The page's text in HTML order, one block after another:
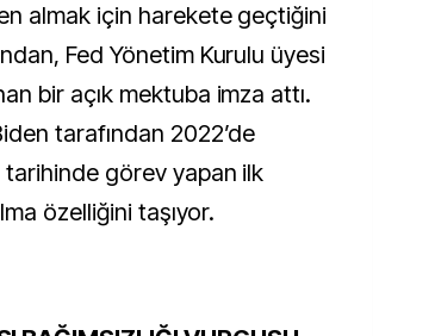
almak için harekete geçtiğini
Fed Yönetim Kurulu üyesi
bir açık mektuba imza attı.
tarafından 2022’de
görev yapan ilk
özelliğini taşıyor.